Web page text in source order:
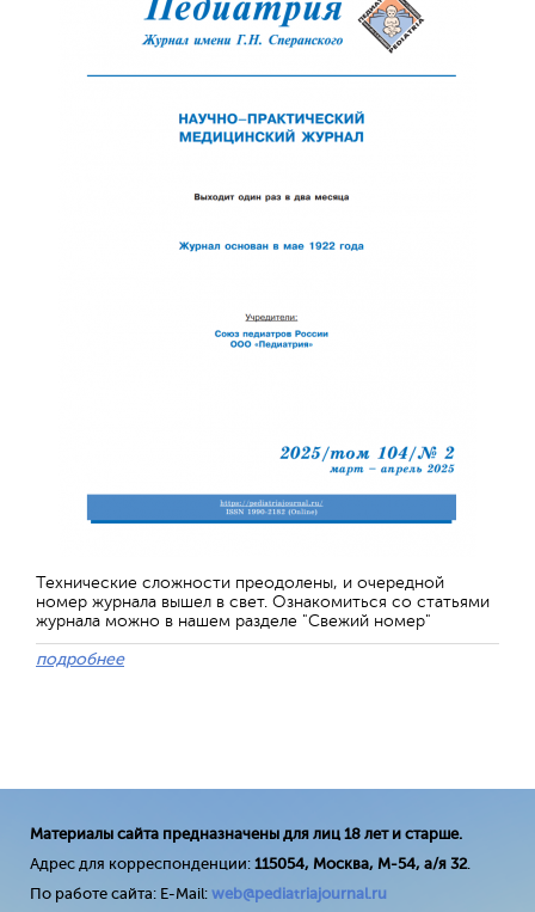
Технические сложности преодолены, и очередной
номер журнала вышел в свет. Ознакомиться со статьями
журнала можно в нашем разделе "Свежий номер"
подробнее
Материалы сайта предназначены для лиц 18 лет и старше.
Адрес для корреспонденции: 115054, Москва, М-54, а/я 32.
По работе сайта: E-Mail: web@pediatriajournal.ru